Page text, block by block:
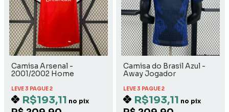
Camisa Arsenal -
2001/2002 Home
LEVE 3 PAGUE 2
R$193,11 no pix
Camisa do Brasil Azul -
Away Jogador
LEVE 3 PAGUE 2
R$193,11 no pix